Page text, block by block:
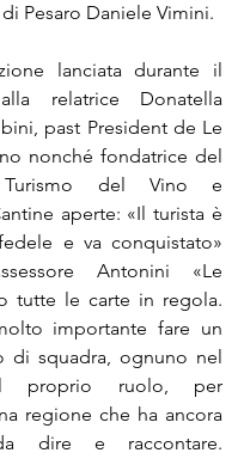
Pesaro Daniele Vimini.
lanciata durante il
relatrice Donatella
past President de Le
nonché fondatrice del
Turismo del Vino e
aperte: «Il turista è
e va conquistato»
Antonini «Le
tutte le carte in regola.
importante fare un
di squadra, ognuno nel
proprio ruolo, per
regione che ha ancora
dire e raccontare.